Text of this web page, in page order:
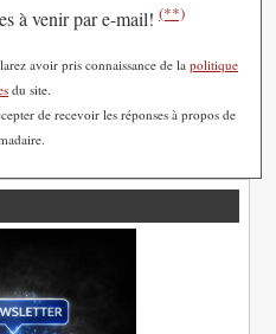
à venir par e-mail! (**)
avoir pris connaissance de la politique
du site.
de recevoir les réponses à propos de